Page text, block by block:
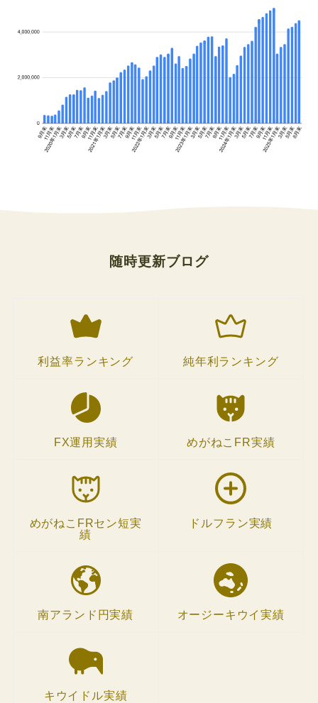
随時更新ブログ
利益率ランキング 純年利ランキング
FX運用実績 めがねこFR実績
めがねこFRセン短実
績
ドルフラン実績
南アランド円実績 オージーキウイ実績
キウイドル実績